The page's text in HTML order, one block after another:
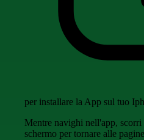
per installare la App sul tuo
Mentre navighi nell'app,
schermo per tornare alle